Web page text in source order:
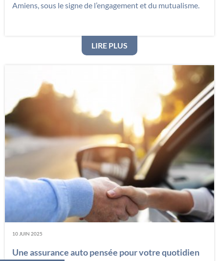
Amiens, sous le signe de l’engagement et du mutualisme.
LIRE PLUS
10 JUIN 2025
Une assurance auto pensée pour votre quotidien